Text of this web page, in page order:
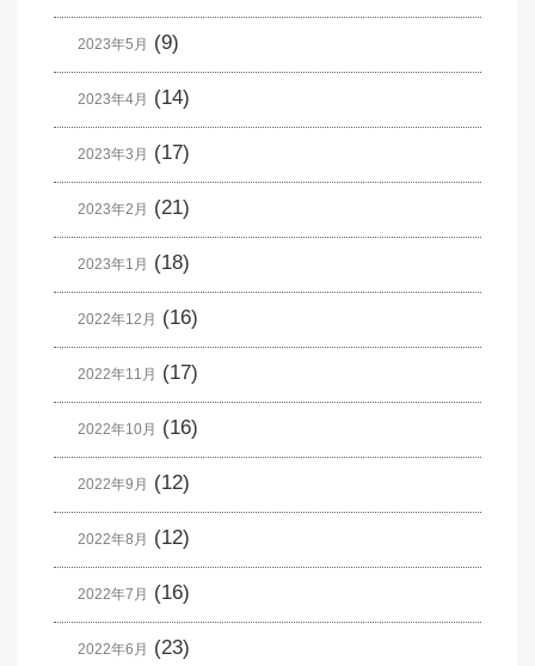
2023年5月 (9)
2023年4月 (14)
2023年3月 (17)
2023年2月 (21)
2023年1月 (18)
2022年12月 (16)
2022年11月 (17)
2022年10月 (16)
2022年9月 (12)
2022年8月 (12)
2022年7月 (16)
2022年6月 (23)